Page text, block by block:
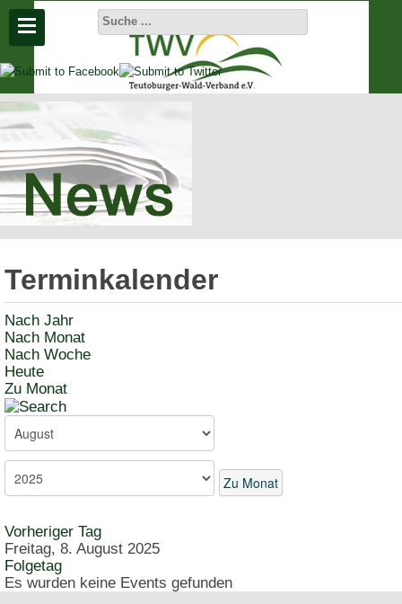
Aktuelles
Terminkalender
Nach Jahr
Nach Monat
Nach Woche
Heute
Zu Monat
Zu Monat
Vorheriger Tag
Freitag, 8. August 2025
Folgetag
Es wurden keine Events gefunden